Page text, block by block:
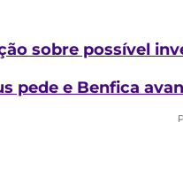
sobre possível
pede e Benfica